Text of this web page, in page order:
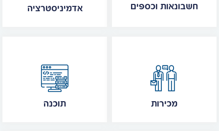
אדמיניסטרציה חשבונאות וכספים
תוכנה מכירות